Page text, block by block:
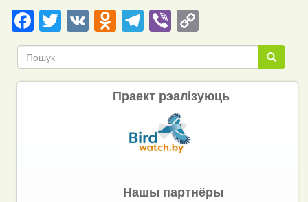
Facebook
Twitter
VKOdnoklassniki
Telegram
ViberCopy
Link Пошук
Пошук
Праект рэалізуюць
Нашы партнёры